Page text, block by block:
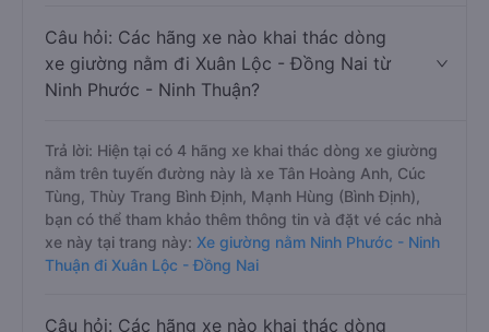
Câu hỏi: Các hãng xe nào khai thác dòng
xe giường nằm đi Xuân Lộc - Đồng Nai từ
Ninh Phước - Ninh Thuận?
Trả lời: Hiện tại có 4 hãng xe khai thác dòng xe giường
nằm trên tuyến đường này là xe Tân Hoàng Anh, Cúc
Tùng, Thùy Trang Bình Định, Mạnh Hùng (Bình Định),
bạn có thể tham khảo thêm thông tin và đặt vé các nhà
xe này tại trang này: Xe giường nằm Ninh Phước - Ninh
Thuận đi Xuân Lộc - Đồng Nai
Câu hỏi: Các hãng xe nào khai thác dòng